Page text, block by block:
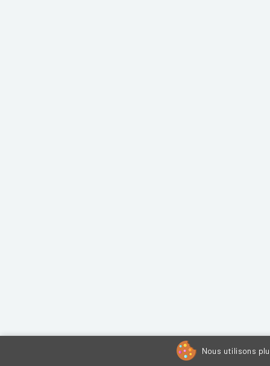
Nous utilisons